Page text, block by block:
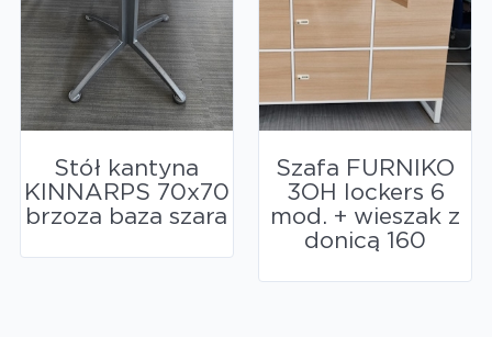
Stół kantyna
KINNARPS 70x70
brzoza baza szara
Szafa FURNIKO
3OH lockers 6
mod. + wieszak z
donicą 160